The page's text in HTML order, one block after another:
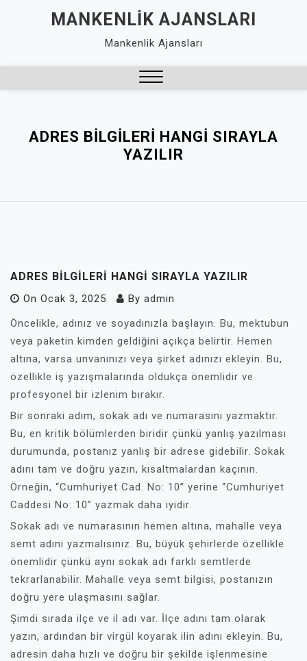
MANKENLIK AJANSLARI
Mankenlik Ajansları
ADRES BILGILERI HANGI SIRAYLA
YAZILIR
ADRES BILGILERI HANGI SIRAYLA YAZILIR
On Ocak 3, 2025 By admin
Öncelikle, adınız ve soyadınızla başlayın. Bu, mektubun
veya paketin kimden geldiğini açıkça belirtir. Hemen
altına, varsa unvanınızı veya şirket adınızı ekleyin. Bu,
özellikle iş yazışmalarında oldukça önemlidir ve
profesyonel bir izlenim bırakır.
Bir sonraki adım, sokak adı ve numarasını yazmaktır.
Bu, en kritik bölümlerden biridir çünkü yanlış yazılması
durumunda, postanız yanlış bir adrese gidebilir. Sokak
adını tam ve doğru yazın, kısaltmalardan kaçının.
Örneğin, “Cumhuriyet Cad. No: 10” yerine “Cumhuriyet
Caddesi No: 10” yazmak daha iyidir.
Sokak adı ve numarasının hemen altına, mahalle veya
semt adını yazmalısınız. Bu, büyük şehirlerde özellikle
önemlidir çünkü aynı sokak adı farklı semtlerde
tekrarlanabilir. Mahalle veya semt bilgisi, postanızın
doğru yere ulaşmasını sağlar.
Şimdi sırada ilçe ve il adı var. İlçe adını tam olarak
yazın, ardından bir virgül koyarak ilin adını ekleyin. Bu,
adresin daha hızlı ve doğru bir şekilde işlenmesine